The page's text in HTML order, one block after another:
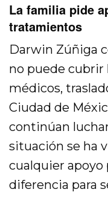
La familia pide
tratamientos
Darwin Zúñiga
no puede cubrir
médicos,
Ciudad de
continúan
situación se ha
cualquier apoyo
diferencia para